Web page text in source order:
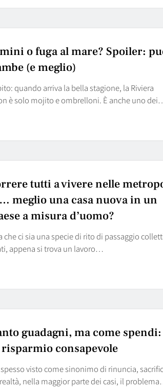
o fuga al mare? Spoiler:
(e meglio)
quando arriva la bella stagione, la Riviera
è solo mojito e ombrelloni. È anche uno
tutti a vivere nelle
meglio una casa nuova in un
a misura d’uomo?
che ci sia una specie di rito di passaggio
appena si trova un lavoro…
guadagni, ma come
consapevole
visto come sinonimo di rinuncia,
nella maggior parte dei casi, il